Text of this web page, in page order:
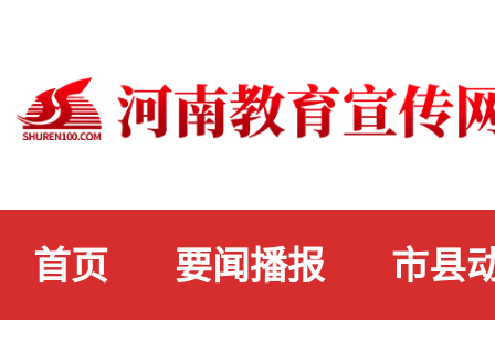
首页 要闻播报 市县